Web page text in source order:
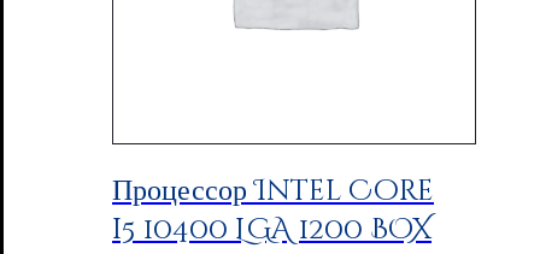
Процессор Intel Core
i5 10400 LGA 1200 BOX